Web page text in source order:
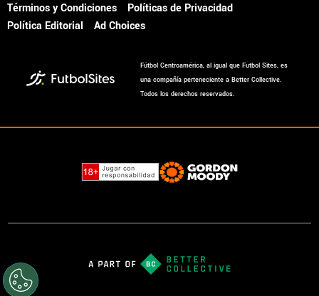
Términos y Condiciones
Políticas de Privacidad
Política Editorial
Ad Choices
Fútbol Centroamérica, al igual que Futbol Sites, es
una compañía perteneciente a Better Collective.
Todos los derechos reservados.